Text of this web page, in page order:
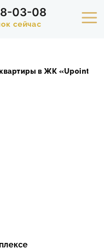
03-08
сейчас
в ЖК «Upoint на